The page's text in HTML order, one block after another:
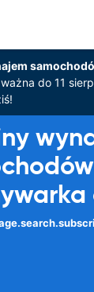
do 11